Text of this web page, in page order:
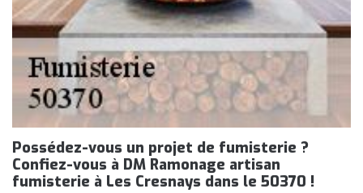
Possédez-vous un projet de fumisterie ?
Confiez-vous à DM Ramonage artisan
fumisterie à Les Cresnays dans le 50370 !